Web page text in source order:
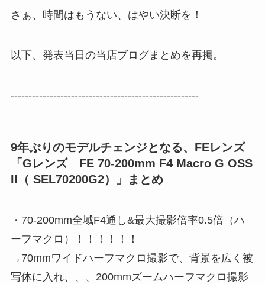
さぁ、時間はもうない、はやい決断を！
以下、発表当日の当店ブログまとめを再掲。
-----------------------------------------------------
9年ぶりのモデルチェンジとなる、FEレンズ
「Gレンズ FE 70-200mm F4 Macro G OSS
II（ SEL70200G2）」まとめ
・70-200mm全域F4通し&最大撮影倍率0.5倍（ハ
ーフマクロ）！！！！！！
→70mmワイドハーフマクロ撮影で、背景を広く被
写体に入れ、、、200mmズームハーフマクロ撮影